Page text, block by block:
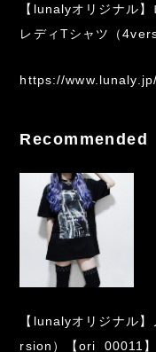
【lunalyオリジナル
レディTシャツ（
https://
Recommended
【lunalyオリジナル
rsion）【ori_00011】